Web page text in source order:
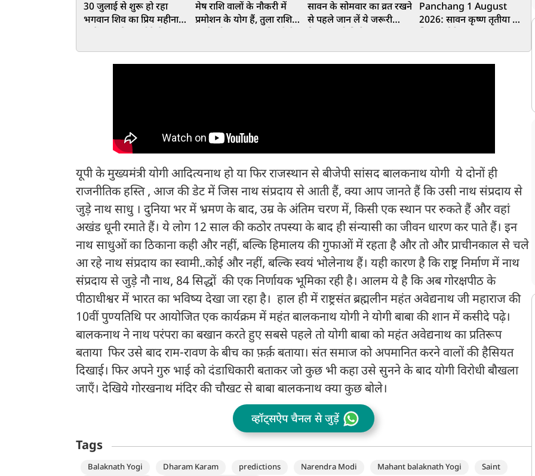
30 जुलाई से शुरू हो रहा
भगवान शिव का प्रिय महीना,
मेष राशि वालों के नौकरी में
प्रमोशन के योग हैं, तुला राशि
सावन के सोमवार का व्रत रखने
से पहले जान लें ये जरूरी
Panchang 1 August
2026: सावन कृष्ण तृतीया पर
यूपी के मुख्यमंत्री योगी आदित्यनाथ हो या फिर राजस्थान से बीजेपी सांसद बालकनाथ योगी ये दोनों ही
राजनीतिक हस्ति , आज की डेट में जिस नाथ संप्रदाय से आती हैं, क्या आप जानते हैं कि उसी नाथ संप्रदाय से
जुड़े नाथ साधु । दुनिया भर में भ्रमण के बाद, उम्र के अंतिम चरण में, किसी एक स्थान पर रुकते हैं और वहां
अखंड धूनी रमाते हैं। ये लोग 12 साल की कठोर तपस्या के बाद ही संन्यासी का जीवन धारण कर पाते हैं। इन
नाथ साधुओं का ठिकाना कही और नहीं, बल्कि हिमालय की गुफाओं में रहता है और तो और प्राचीनकाल से चले
आ रहे नाथ संप्रदाय का स्वामी..कोई और नहीं, बल्कि स्वयं भोलेनाथ हैं। यही कारण है कि राष्ट्र निर्माण में नाथ
संप्रदाय से जुड़े नौ नाथ, 84 सिद्धों की एक निर्णायक भूमिका रही है। आलम ये है कि अब गोरक्षपीठ के
पीठाधीश्वर में भारत का भविष्य देखा जा रहा है। हाल ही में राष्ट्रसंत ब्रह्मलीन महंत अवेद्यनाथ जी महाराज की
10वीं पुण्यतिथि पर आयोजित एक कार्यक्रम में महंत बालकनाथ योगी ने योगी बाबा की शान में कसीदे पढ़े।
बालकनाथ ने नाथ परंपरा का बखान करते हुए सबसे पहले तो योगी बाबा को महंत अवेद्यनाथ का प्रतिरूप
बताया फिर उसे बाद राम-रावण के बीच का फ़र्क़ बताया। संत समाज को अपमानित करने वालों की हैसियत
दिखाई। फिर अपने गुरु भाई को दंडाधिकारी बताकर जो कुछ भी कहा उसे सुनने के बाद योगी विरोधी बौखला
जाएँ। देखिये गोरखनाथ मंदिर की चौखट से बाबा बालकनाथ क्या कुछ बोले।
व्हॉट्सऐप चैनल से जुड़ें
Tags
Balaknath Yogi Dharam Karam predictions Narendra Modi Mahant balaknath Yogi
Saint